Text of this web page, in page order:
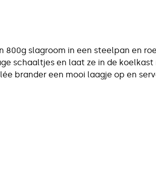
800g slagroom in een steelpan en
schaaltjes en laat ze in de
brander een mooi laagje op en